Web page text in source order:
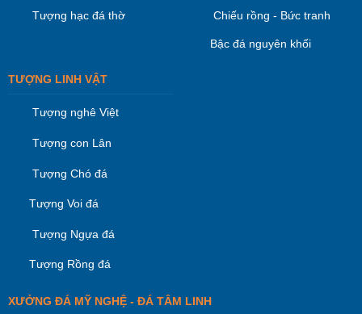
Tượng hạc đá thờ Chiếu rồng - Bức tranh
Bậc đá nguyên khối
TƯỢNG LINH VẬT
Tượng nghê Việt
Tượng con Lân
Tượng Chó đá
Tượng Voi đá
Tượng Ngựa đá
Tượng Rồng đá
XƯỞNG ĐÁ MỸ NGHỆ - ĐÁ TÂM LINH